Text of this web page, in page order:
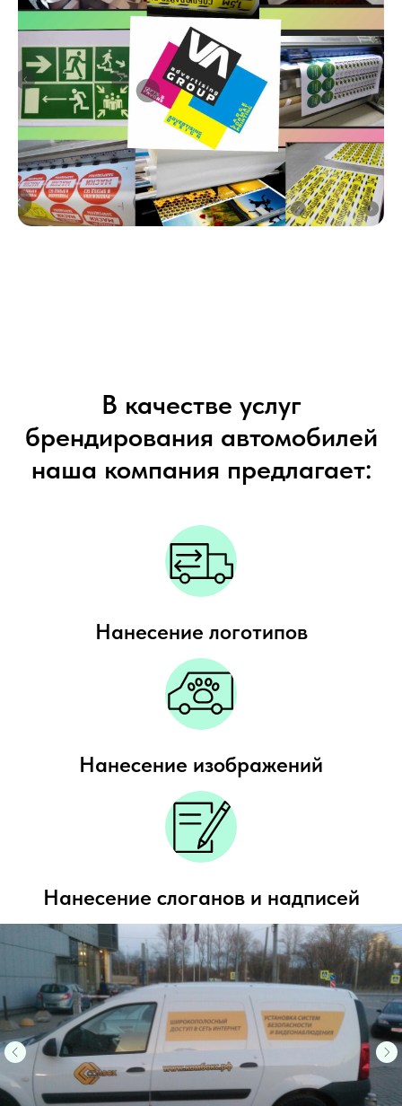
В качестве услуг
брендирования автомобилей
наша компания предлагает:
Нанесение логотипов
Нанесение изображений
Нанесение слоганов и надписей